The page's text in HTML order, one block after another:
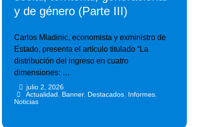
y de género (Parte III)
Carlos Mladinic, economista y exministro de
Estado, presenta el artículo titulado “La
distribución del ingreso en cuatro
dimensiones: …
julio 2, 2026
Actualidad Banner, Destacados, Informes,
Noticias